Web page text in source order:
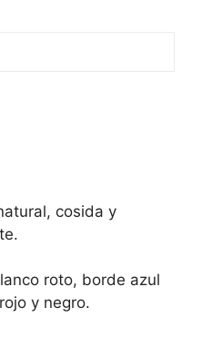
cosida y
roto, borde azul
y negro.